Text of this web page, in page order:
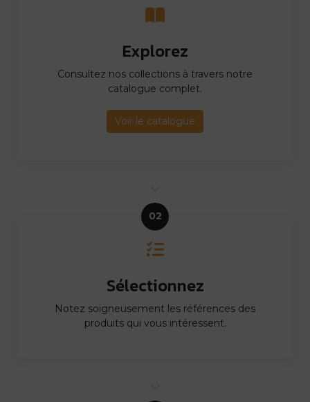
Explorez
Consultez nos collections à travers notre
catalogue complet.
Voir le catalogue
02
Sélectionnez
Notez soigneusement les références des
produits qui vous intéressent.